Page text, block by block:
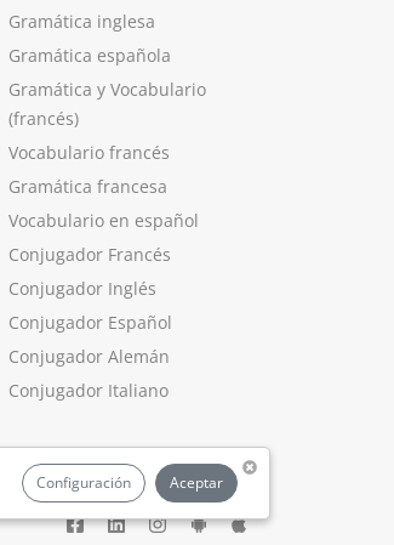
Configuración Aceptar
Gramática inglesa
Gramática española
Gramática y Vocabulario
(francés)
Vocabulario francés
Gramática francesa
Vocabulario en español
Conjugador Francés
Conjugador Inglés
Conjugador Español
Conjugador Alemán
Conjugador Italiano